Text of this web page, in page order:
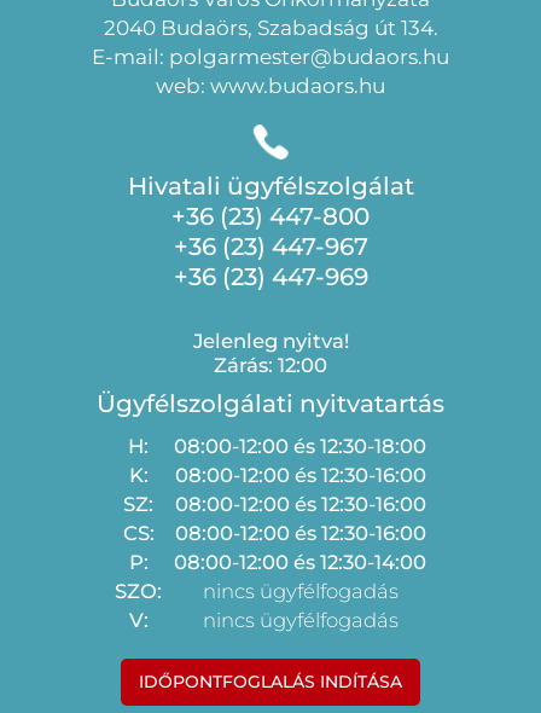
2040 Budaörs, Szabadság út 134.
E-mail: polgarmester@budaors.hu
web: www.budaors.hu
Hivatali ügyfélszolgálat
+36 (23) 447-800
+36 (23) 447-967
+36 (23) 447-969
Jelenleg nyitva!
Zárás: 12:00
Ügyfélszolgálati nyitvatartás
H:
08:00-12:00 és 12:30-18:00
K:
08:00-12:00 és 12:30-16:00
SZ:
08:00-12:00 és 12:30-16:00
CS:
08:00-12:00 és 12:30-16:00
P:
08:00-12:00 és 12:30-14:00
SZO:
nincs ügyfélfogadás
V:
nincs ügyfélfogadás
IDŐPONTFOGLALÁS INDÍTÁSA